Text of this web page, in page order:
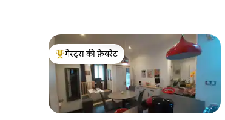
गेस्ट्स का टॉप फ़ेवरेट
गेस्ट्स की फ़ेवरेट